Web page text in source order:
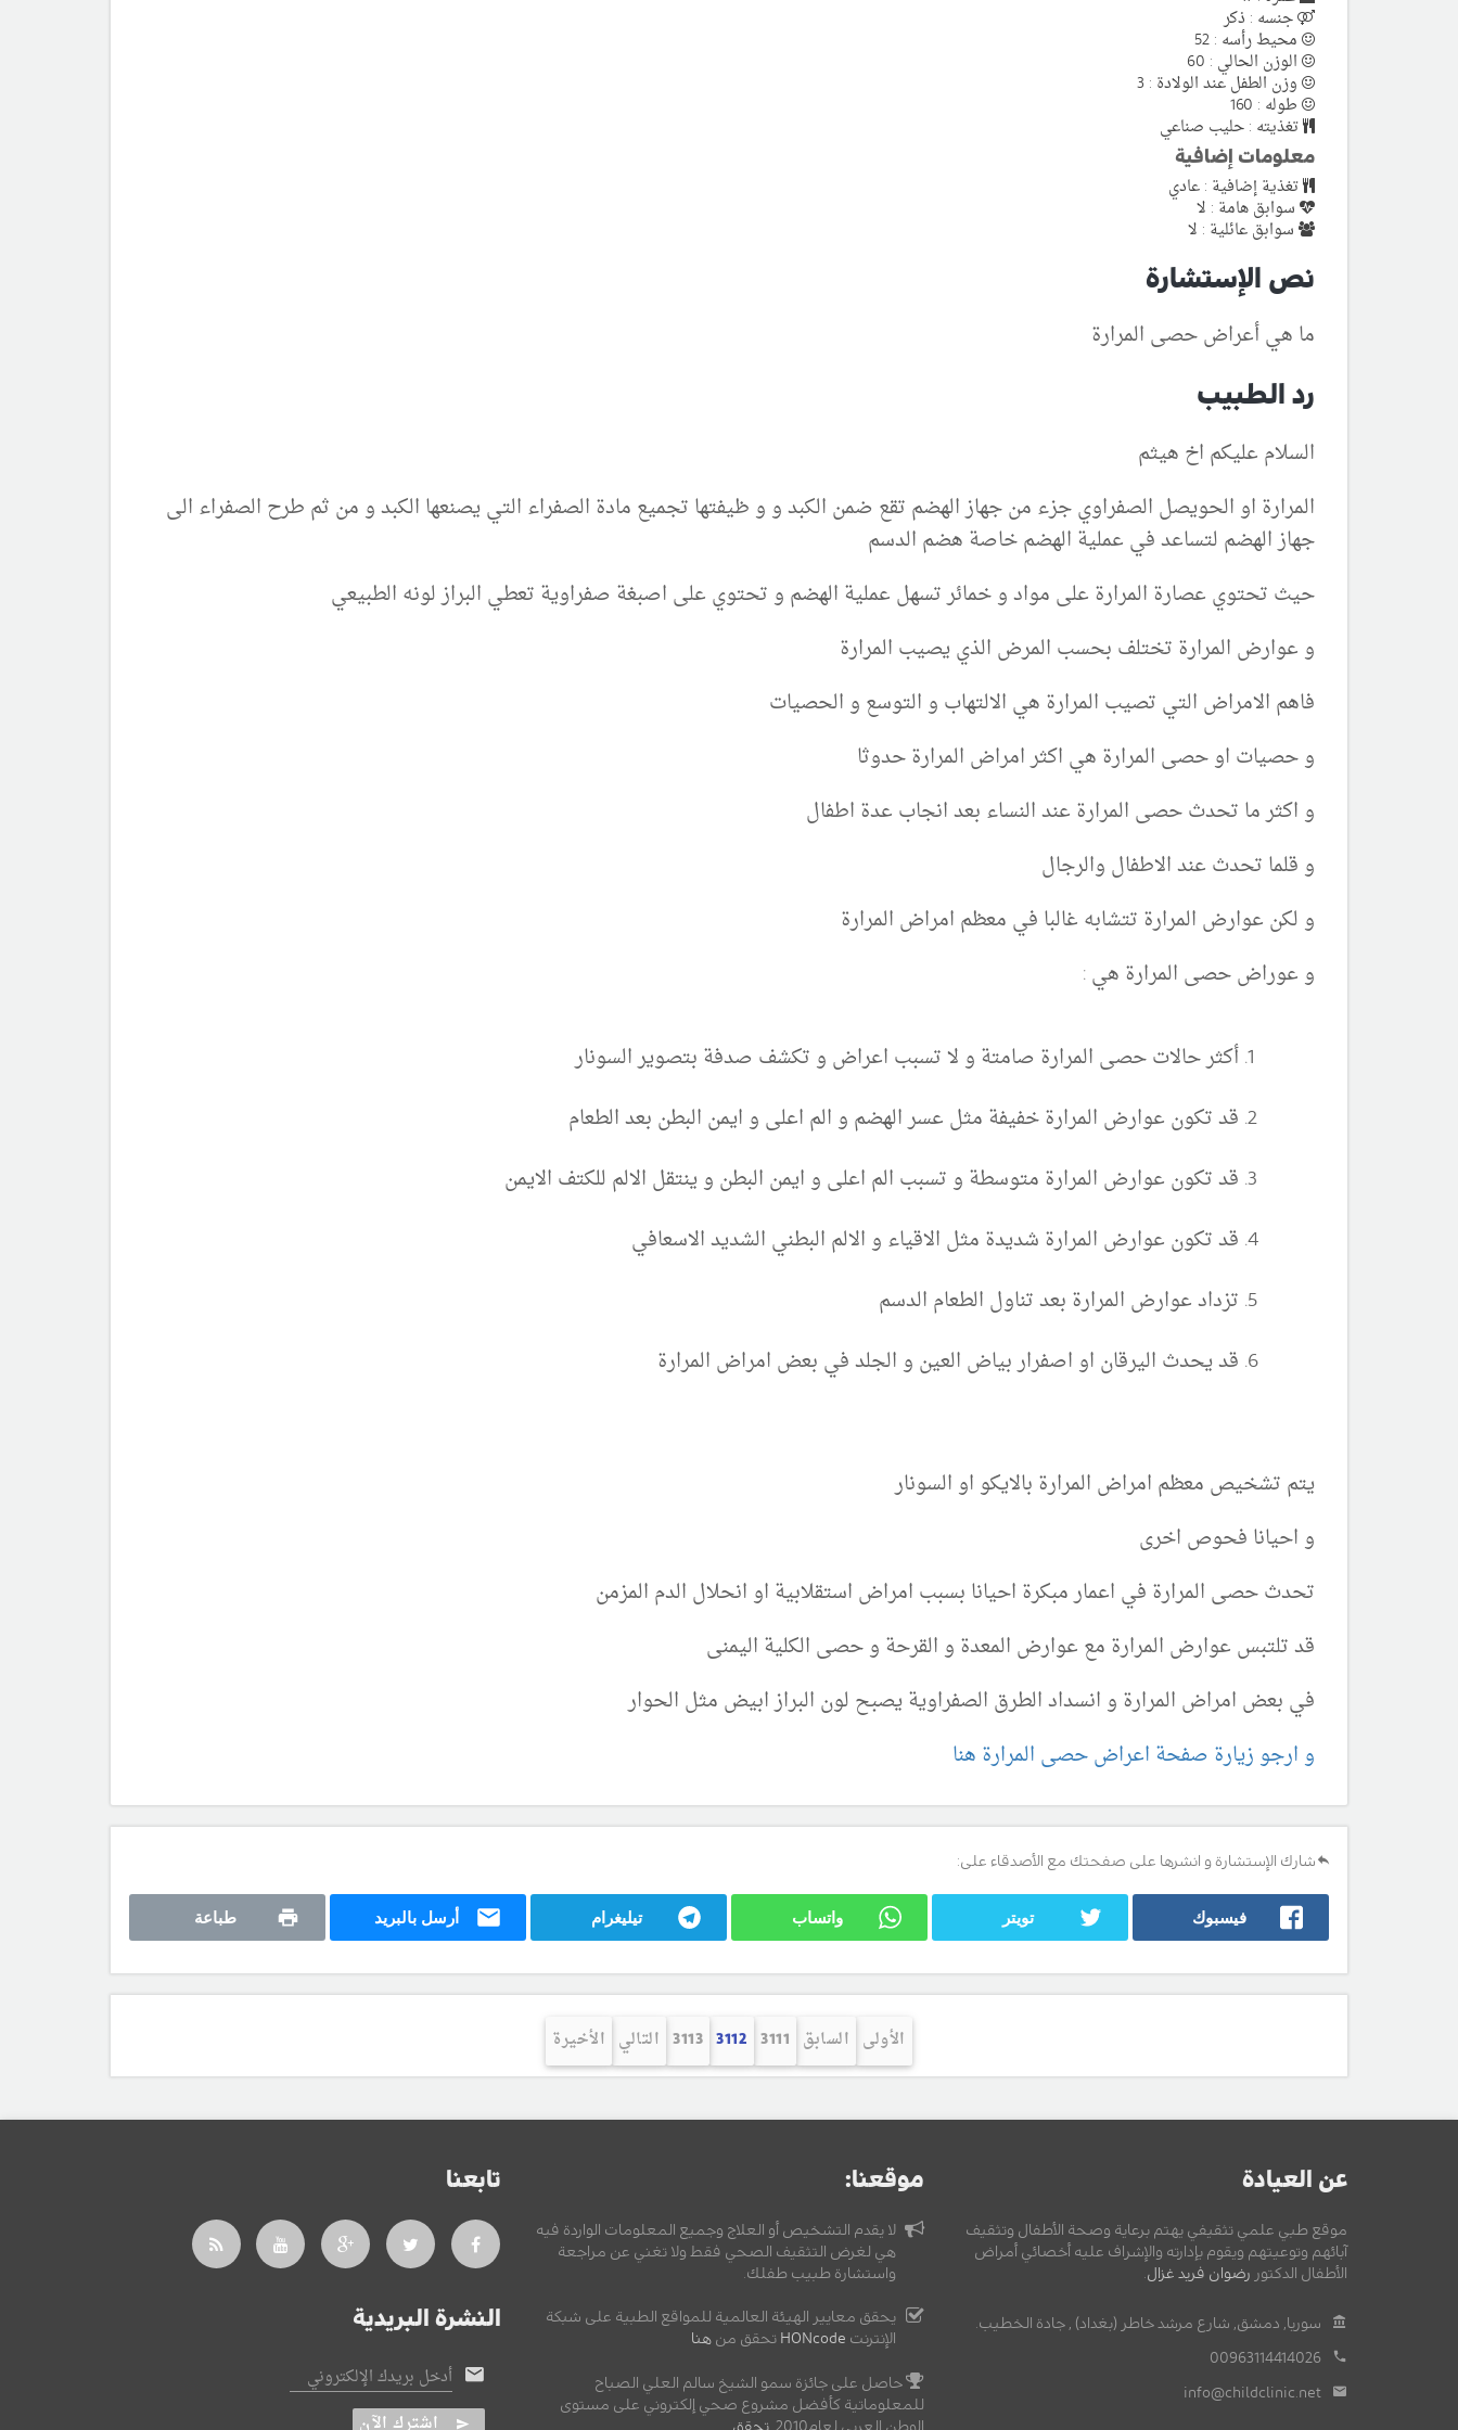
جنسه : ذكر
محيط رأسه : 52
الوزن الحالي : 60
وزن الطفل عند الولادة : 3
طوله : 160
تغذيته : حليب صناعي
معلومات إضافية
تغذية إضافية : عادي
سوابق هامة : لا
سوابق عائلية : لا
نص الإستشارة
ما هي أعراض حصى المرارة
رد الطبيب
السلام عليكم اخ هيثم
المرارة او الحويصل الصفراوي جزء من جهاز الهضم تقع ضمن الكبد و و ظيفتها تجميع مادة الصفراء التي يصنعها الكبد و من ثم طرح الصفراء الى
جهاز الهضم لتساعد في عملية الهضم خاصة هضم الدسم
حيث تحتوي عصارة المرارة على مواد و خمائر تسهل عملية الهضم و تحتوي على اصبغة صفراوية تعطي البراز لونه الطبيعي
و عوارض المرارة تختلف بحسب المرض الذي يصيب المرارة
فاهم الامراض التي تصيب المرارة هي الالتهاب و التوسع و الحصيات
و حصيات او حصى المرارة هي اكثر امراض المرارة حدوثا
و اكثر ما تحدث حصى المرارة عند النساء بعد انجاب عدة اطفال
و قلما تحدث عند الاطفال والرجال
و لكن عوارض المرارة تتشابه غالبا في معظم امراض المرارة
و عوراض حصى المرارة هي :
أكثر حالات حصى المرارة صامتة و لا تسبب اعراض و تكشف صدفة بتصوير السونار
قد تكون عوارض المرارة خفيفة مثل عسر الهضم و الم اعلى و ايمن البطن بعد الطعام
قد تكون عوارض المرارة متوسطة و تسبب الم اعلى و ايمن البطن و ينتقل الالم للكتف الايمن
قد تكون عوارض المرارة شديدة مثل الاقياء و الالم البطني الشديد الاسعافي
تزداد عوارض المرارة بعد تناول الطعام الدسم
قد يحدث اليرقان او اصفرار بياض العين و الجلد في بعض امراض المرارة
يتم تشخيص معظم امراض المرارة بالايكو او السونار
و احيانا فحوص اخرى
تحدث حصى المرارة في اعمار مبكرة احيانا بسبب امراض استقلابية او انحلال الدم المزمن
قد تلتبس عوارض المرارة مع عوارض المعدة و القرحة و حصى الكلية اليمنى
في بعض امراض المرارة و انسداد الطرق الصفراوية يصبح لون البراز ابيض مثل الحوار
و ارجو زيارة صفحة اعراض حصى المرارة هنا
شارك الإستشارة و انشرها على صفحتك مع الأصدقاء على:
فيسبوك تويتر واتساب تيليغرام أرسل بالبريد طباعة
الأولى السابق 3111
3112
3113 التالي الأخيرة
عن العيادة
موقع طبي علمي تثقيفي يهتم برعاية وصحة الأطفال وتثقيف
آبائهم وتوعيتهم ويقوم بإدارته والإشراف عليه أخصائي أمراض
الأطفال الدكتور رضوان فريد غزال
سوريا, دمشق, شارع مرشد خاطر (بغداد) , جادة الخطيب.
00963114414026
info@childclinic.net
موقعنا:
لا يقدم التشخيص أو العلاج وجميع المعلومات الواردة فيه
هي لغرض التثقيف الصحي فقط ولا تغني عن مراجعة
واستشارة طبيب طفلك.
يحقق معايير الهيئة العالمية للمواقع الطبية على شبكة
الإنترنت HONcode تحقق من هنا
حاصل على جائزة سمو الشيخ سالم العلي الصباح
للمعلوماتية كأفضل مشروع صحي إلكتروني على مستوى
الوطن العربي لعام2010,
تحقق
تابعنا
النشرة البريدية
أدخل بريدك الإلكتروني
اشترك الآن